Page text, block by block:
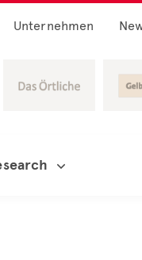
Unternehmen